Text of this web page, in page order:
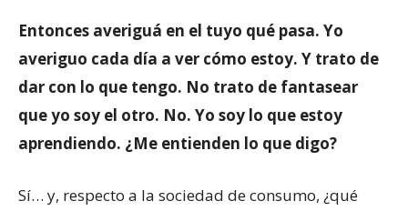
Entonces averiguá en el tuyo qué pasa. Yo
averiguo cada día a ver cómo estoy. Y trato de
dar con lo que tengo. No trato de fantasear
que yo soy el otro. No. Yo soy lo que estoy
aprendiendo. ¿Me entienden lo que digo?
Sí… y, respecto a la sociedad de consumo, ¿qué